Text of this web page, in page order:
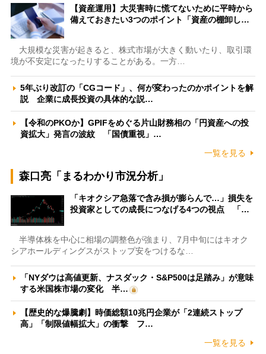
【資産運用】大災害時に慌てないために平時から
備えておきたい3つのポイント「資産の棚卸し…
大規模な災害が起きると、株式市場が大きく動いたり、取引環
境が不安定になったりすることがある。一方…
5年ぶり改訂の「CGコード」、何が変わったのかポイントを解
説 企業に成長投資の具体的な説…
【令和のPKOか】GPIFをめぐる片山財務相の「円資産への投
資拡大」発言の波紋 「国債重視」…
一覧を見る
森口亮「まるわかり市況分析」
「キオクシア急落で含み損が膨らんで…」損失を
投資家としての成長につなげる4つの視点 「…
半導体株を中心に相場の調整色が強まり、7月中旬にはキオク
シアホールディングスがストップ安をつけるな…
「NYダウは高値更新、ナスダック・S&P500は足踏み」が意味
する米国株市場の変化 半…
【歴史的な爆騰劇】時価総額10兆円企業が「2連続ストップ
高」「制限値幅拡大」の衝撃 フ…
一覧を見る